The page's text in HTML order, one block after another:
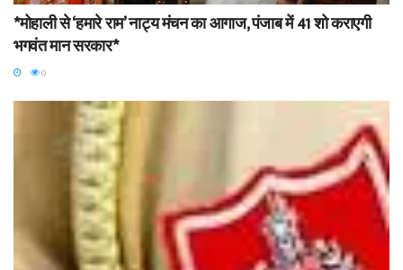
*मोहाली से ‘हमारे राम’ नाट्य मंचन का आगाज, पंजाब में 41 शो कराएगी
भगवंत मान सरकार*
0